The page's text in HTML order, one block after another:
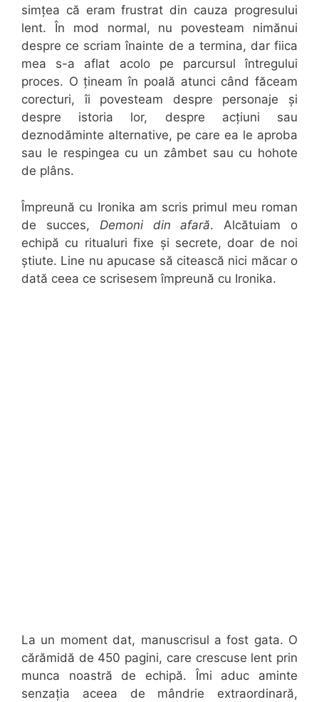
simțea că eram frustrat din cauza progresului
lent. În mod normal, nu povesteam nimănui
despre ce scriam înainte de a termina, dar fiica
mea s-a aflat acolo pe parcursul întregului
proces. O țineam în poală atunci când făceam
corecturi, îi povesteam despre personaje și
despre istoria lor, despre acțiuni sau
deznodăminte alternative, pe care ea le aproba
sau le respingea cu un zâmbet sau cu hohote
de plâns.
Împreună cu Ironika am scris primul meu roman
de succes, Demoni din afară. Alcătuiam o
echipă cu ritualuri fixe și secrete, doar de noi
știute. Line nu apucase să citească nici măcar o
dată ceea ce scrisesem împreună cu Ironika.
La un moment dat, manuscrisul a fost gata. O
cărămidă de 450 pagini, care crescuse lent prin
munca noastră de echipă. Îmi aduc aminte
senzația aceea de mândrie extraordinară,